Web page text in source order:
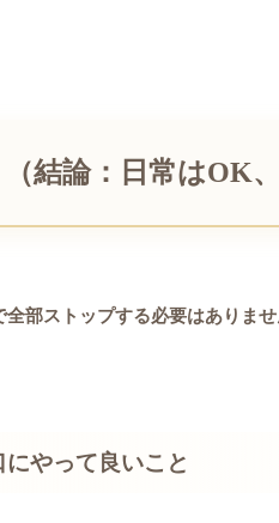
結論：日常はOK
全部ストップする必要はありませ
やって良いこと